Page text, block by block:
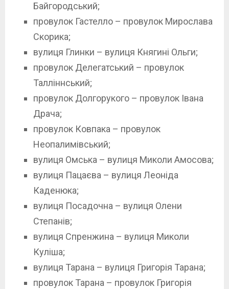
Байгородський;
провулок Гастелло – провулок Мирослава
Скорика;
вулиця Глинки – вулиця Княгині Ольги;
провулок Делегатський – провулок
Талліннський;
провулок Долгорукого – провулок Івана
Драча;
провулок Ковпака – провулок
Неопалимівський;
вулиця Омська – вулиця Миколи Амосова;
вулиця Пацаєва – вулиця Леоніда
Каденюка;
вулиця Посадочна – вулиця Олени
Степанів;
вулиця Спренжина – вулиця Миколи
Куліша;
вулиця Тарана – вулиця Григорія Тарана;
провулок Тарана – провулок Григорія